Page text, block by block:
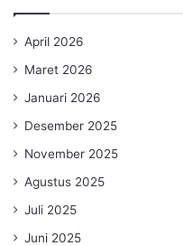
April 2026
Maret 2026
Januari 2026
Desember 2025
November 2025
Agustus 2025
Juli 2025
Juni 2025